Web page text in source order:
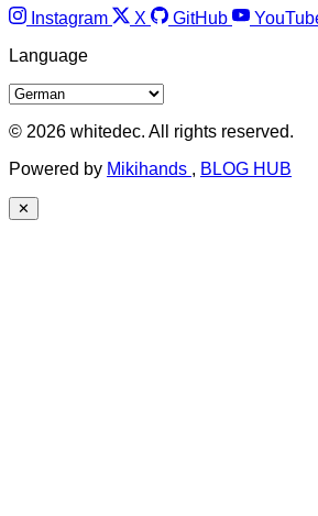
Instagram X GitHub
Language
© 2026 whitedec. All rights reserved.
Powered by Mikihands , BLOG HUB
✕